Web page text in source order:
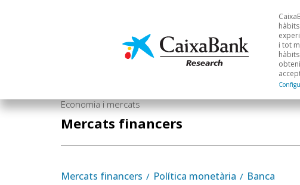
Economia i mercats
i tot
Economia i mercats
Mercats financers
Mercats financers Política monetària Banca